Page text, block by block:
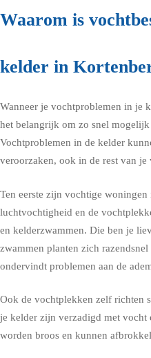
Waarom is
kelder in
Wanneer je vochtproblemen in je
het belangrijk om zo snel
Vochtproblemen in de kelder
veroorzaken, ook in de rest van je
Ten eerste zijn vochtige woningen
luchtvochtigheid en de
en kelderzwammen. Die ben je
zwammen planten zich
ondervindt problemen aan de
Ook de vochtplekken zelf richten
je kelder zijn verzadigd met
worden broos en kunnen